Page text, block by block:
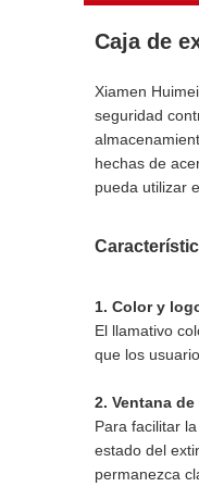
Caja de
Xiamen
seguridad
hechas de
pueda utilizar
1. Color y
El llamativo
que los
2. Ventana
Para facilitar
estado del
permanezca